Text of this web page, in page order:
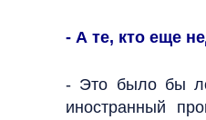
- А те, кто еще
- Это было бы
иностранный